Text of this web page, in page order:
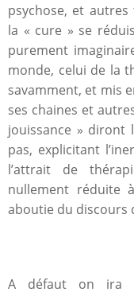
psychose, et autres
la « cure » se
purement
monde, celui de la
savamment, et mis
ses chaines et
jouissance » diront
pas, explicitant
l’attrait de
nullement réduite
aboutie du discours
A défaut on ira